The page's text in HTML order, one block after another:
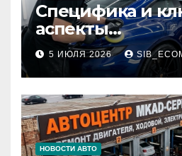
Специфика и
аспекты
детейлинга
салона
5 ИЮЛЯ 2026
НОВОСТИ АВТО